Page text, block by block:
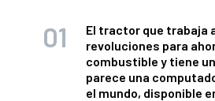
El tractor que trabaja
revoluciones para
combustible y tiene
parece una
el mundo, disponible